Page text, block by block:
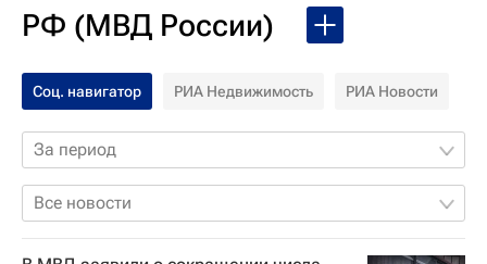
РФ (МВД России)
Соц. навигатор РИА Недвижимость РИА Новости
За период
Все новости